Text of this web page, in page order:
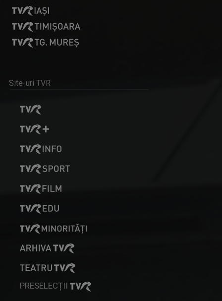
MIHAI OVIDIU ENEA
FELICIA STOIAN
Prezintă „Cântecul de acasă” și „Cântec și ...
Site-uri TVR
PRESELECȚII